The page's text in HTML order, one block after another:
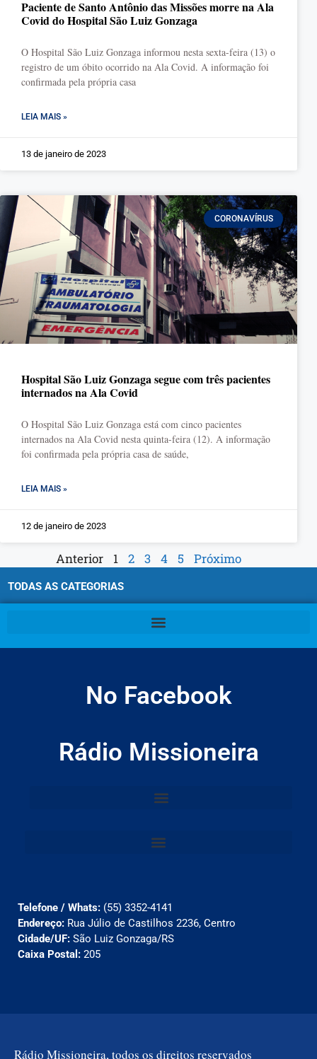
Paciente de Santo Antônio das Missões morre na Ala
Covid do Hospital São Luiz Gonzaga
O Hospital São Luiz Gonzaga informou nesta sexta-feira (13) o
registro de um óbito ocorrido na Ala Covid. A informação foi
confirmada pela própria casa
LEIA MAIS »
13 de janeiro de 2023
CORONAVÍRUS
Hospital São Luiz Gonzaga segue com três pacientes
internados na Ala Covid
O Hospital São Luiz Gonzaga está com cinco pacientes
internados na Ala Covid nesta quinta-feira (12). A informação
foi confirmada pela própria casa de saúde,
LEIA MAIS »
12 de janeiro de 2023
Anterior 1 2 3 4 5 Próximo
TODAS AS CATEGORIAS
No Facebook
Rádio Missioneira
Telefone / Whats: (55) 3352-4141
Endereço: Rua Júlio de Castilhos 2236, Centro
Cidade/UF: São Luiz Gonzaga/RS
Caixa Postal: 205
Rádio Missioneira, todos os direitos reservados